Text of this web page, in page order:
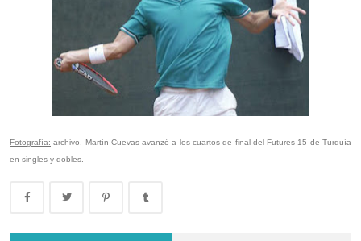
Fotografía: archivo. Martín Cuevas avanzó a los cuartos de final del Futures 15 de Turquía
en singles y dobles.